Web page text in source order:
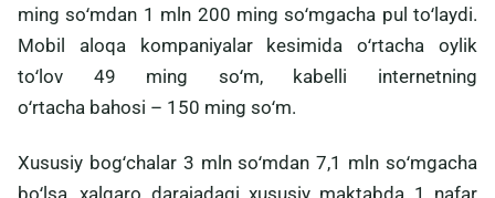
ming soʻmdan 1 mln 200 ming soʻmgacha pul toʻlaydi.
Mobil aloqa kompaniyalar kesimida oʻrtacha oylik
toʻlov 49 ming soʻm, kabelli internetning
oʻrtacha bahosi – 150 ming soʻm.
Xususiy bogʻchalar 3 mln soʻmdan 7,1 mln soʻmgacha
boʻlsa, xalqaro darajadagi xususiy maktabda 1 nafar